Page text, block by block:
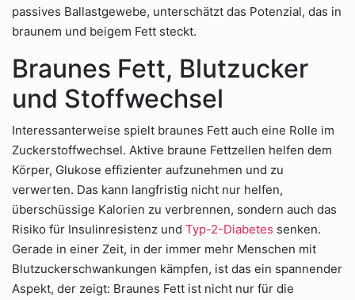
passives Ballastgewebe, unterschätzt das Potenzial, das in
braunem und beigem Fett steckt.
Braunes Fett, Blutzucker
und Stoffwechsel
Interessanterweise spielt braunes Fett auch eine Rolle im
Zuckerstoffwechsel. Aktive braune Fettzellen helfen dem
Körper, Glukose effizienter aufzunehmen und zu
verwerten. Das kann langfristig nicht nur helfen,
überschüssige Kalorien zu verbrennen, sondern auch das
Risiko für Insulinresistenz und Typ-2-Diabetes senken.
Gerade in einer Zeit, in der immer mehr Menschen mit
Blutzuckerschwankungen kämpfen, ist das ein spannender
Aspekt, der zeigt: Braunes Fett ist nicht nur für die